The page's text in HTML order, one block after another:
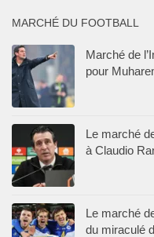
MARCHÉ DU FOOTBALL
Marché de
pour
Le marché
à Claudio
Le marché
du miraculé